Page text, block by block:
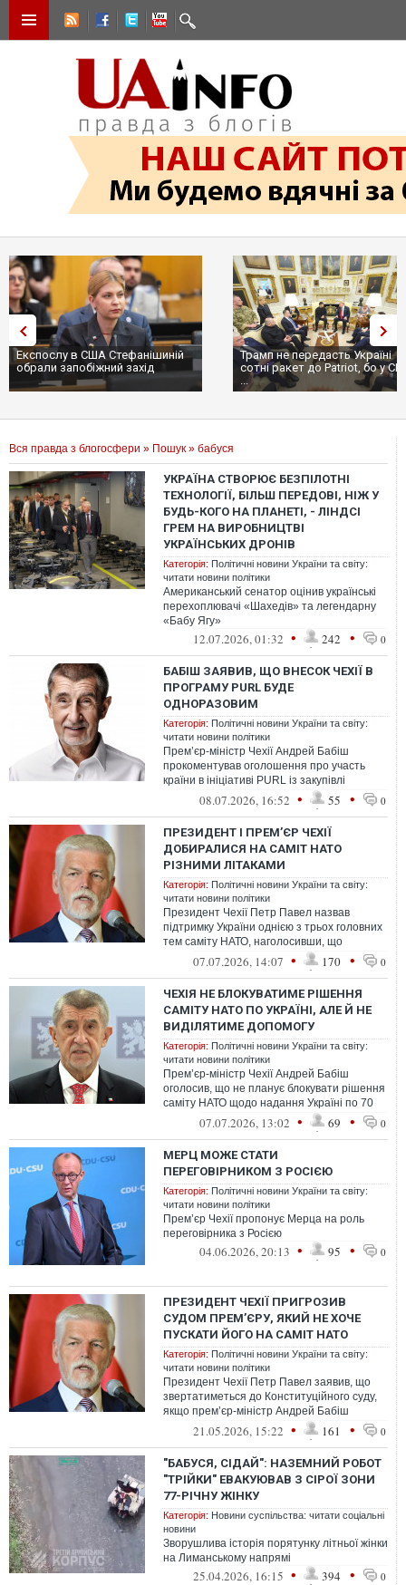
Експослу в США Стефанішиній
обрали запобіжний захід
Трамп не передасть Україні
сотні ракет до Patriot, бо у
...
Вся правда з блогосфери » Пошук » бабуся
УКРАЇНА СТВОРЮЄ БЕЗПІЛОТНІ
ТЕХНОЛОГІЇ, БІЛЬШ ПЕРЕДОВІ, НІЖ У
БУДЬ-КОГО НА ПЛАНЕТІ, - ЛІНДСІ
ГРЕМ НА ВИРОБНИЦТВІ
УКРАЇНСЬКИХ ДРОНІВ
Категорія: Політичні новини України та світу:
читати новини політики
Американський сенатор оцінив українські
перехоплювачі «Шахедів» та легендарну
«Бабу Ягу»
12.07.2026, 01:32 • 242 • 0
БАБІШ ЗАЯВИВ, ЩО ВНЕСОК ЧЕХІЇ В
ПРОГРАМУ PURL БУДЕ
ОДНОРАЗОВИМ
Категорія: Політичні новини України та світу:
читати новини політики
Прем’єр-міністр Чехії Андрей Бабіш
прокоментував оголошення про участь
країни в ініціативі PURL із закупівлі
американського озброєння для України,
08.07.2026, 16:52 • 55 • 0
ПРЕЗИДЕНТ І ПРЕМ’ЄР ЧЕХІЇ
ДОБИРАЛИСЯ НА САМІТ НАТО
РІЗНИМИ ЛІТАКАМИ
Категорія: Політичні новини України та світу:
читати новини політики
Президент Чехії Петр Павел назвав
підтримку України однією з трьох головних
тем саміту НАТО, наголосивши, що
«безпека України означає безпеку
07.07.2026, 14:07 • 170 • 0
ЧЕХІЯ НЕ БЛОКУВАТИМЕ РІШЕННЯ
САМІТУ НАТО ПО УКРАЇНІ, АЛЕ Й НЕ
ВИДІЛЯТИМЕ ДОПОМОГУ
Категорія: Політичні новини України та світу:
читати новини політики
Прем’єр-міністр Чехії Андрей Бабіш
оголосив, що не планує блокувати рішення
саміту НАТО щодо надання Україні по 70
млрд євро військової підтримки у 20...
07.07.2026, 13:02 • 69 • 0
МЕРЦ МОЖЕ СТАТИ
ПЕРЕГОВІРНИКОМ З РОСІЄЮ
Категорія: Політичні новини України та світу:
читати новини політики
Прем’єр Чехії пропонує Мерца на роль
переговірника з Росією
04.06.2026, 20:13 • 95 • 0
ПРЕЗИДЕНТ ЧЕХІЇ ПРИГРОЗИВ
СУДОМ ПРЕМ’ЄРУ, ЯКИЙ НЕ ХОЧЕ
ПУСКАТИ ЙОГО НА САМІТ НАТО
Категорія: Політичні новини України та світу:
читати новини політики
Президент Чехії Петр Павел заявив, що
звертатиметься до Конституційного суду,
якщо прем’єр-міністр Андрей Бабіш
заблокує його участь у липневому саміт...
21.05.2026, 15:22 • 161 • 0
"БАБУСЯ, СІДАЙ": НАЗЕМНИЙ РОБОТ
"ТРІЙКИ" ЕВАКУЮВАВ З СІРОЇ ЗОНИ
77-РІЧНУ ЖІНКУ
Категорія: Новини суспільства: читати соціальні
новини
Зворушлива історія порятунку літньої жінки
на Лиманському напрямі
25.04.2026, 16:15 • 394 • 0